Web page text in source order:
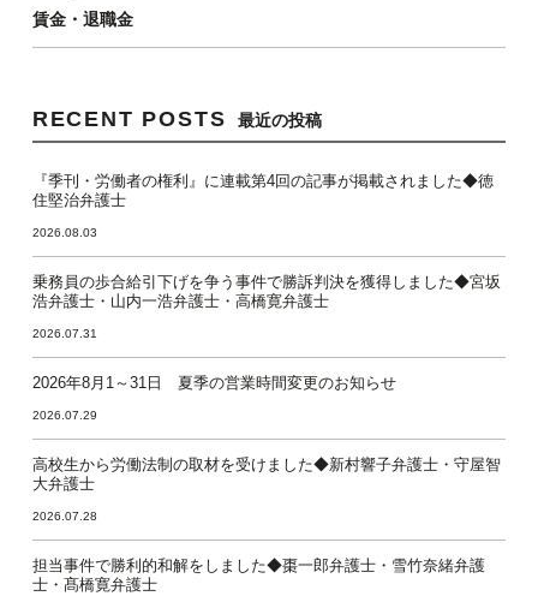
賃金・退職金
RECENT POSTS 最近の投稿
『季刊・労働者の権利』に連載第4回の記事が掲載されました◆徳
住堅治弁護士
2026.08.03
乗務員の歩合給引下げを争う事件で勝訴判決を獲得しました◆宮坂
浩弁護士・山内一浩弁護士・高橋寛弁護士
2026.07.31
2026年8月1～31日 夏季の営業時間変更のお知らせ
2026.07.29
高校生から労働法制の取材を受けました◆新村響子弁護士・守屋智
大弁護士
2026.07.28
担当事件で勝利的和解をしました◆棗一郎弁護士・雪竹奈緒弁護
士・髙橋寛弁護士